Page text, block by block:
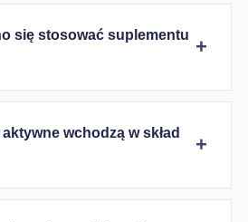
się stosować suplementu
wchodzą w skład